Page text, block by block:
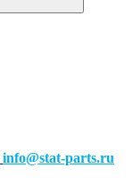
info@stat-parts.ru